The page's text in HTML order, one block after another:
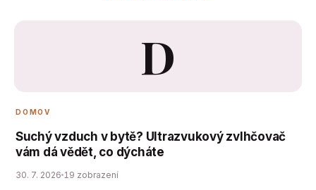
D
DOMOV
Suchý vzduch v bytě? Ultrazvukový zvlhčovač
vám dá vědět, co dýcháte
30. 7. 2026 19 zobrazení